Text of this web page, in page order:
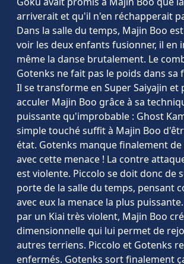
arriverait et qu'il n'en réchapperait
Dans la salle du temps, Majin Boo
voir les deux enfants fusionner, il en
même la danse brutalement. Le
Gotenks ne fait pas le poids dans sa
Il se transforme en Super Saiyajin et
acculer Majin Boo grâce à sa
puissante qu'improbable : Ghost
simple touché suffit à Majin Boo
état. Gotenks manque finalement
avec cette menace ! La contre
est violente. Piccolo se doit donc de
porte de la salle du temps, pensant
avec eux la menace la plus
par un Kiai très violent, Majin Boo
dimensionnelle qui lui permet de
autres terriens. Piccolo et Gotenks
enfermés. Gotenks sort finalement